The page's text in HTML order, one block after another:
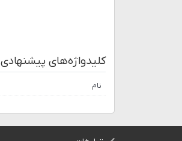
کلیدواژه‌های پیشنهادی
نام